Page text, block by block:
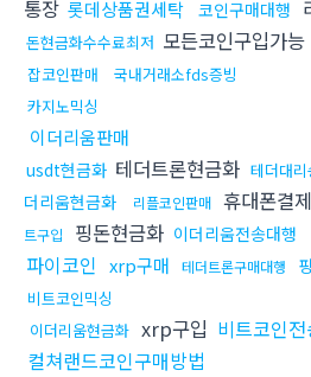
통장 롯데상품권세탁 코인구매대행
돈현금화수수료최저 모든코인구입가능
잡코인판매
국내거래소fds증빙
카지노믹싱
이더리움판매
usdt현금화 테더트론현금화 테더대리
더리움현금화
리플코인판매 휴대폰결
트구입
핑돈현금화 이더리움전송대행
파이코인 xrp구매 테더트론구매대행
비트코인믹싱
이더리움현금화 xrp구입 비트코인
컬쳐랜드코인구매방법